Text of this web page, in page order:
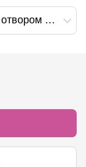
Пляшка антиколікова з широким отвором 120 мл Easystart - Гуси, Canpol babies